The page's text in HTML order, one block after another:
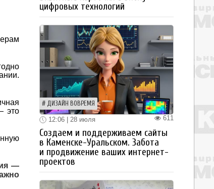
это
—
цифровых технологий
ДИЗАЙН ВОВРЕМЯ
611
12:06 | 28 июля
Создаем и поддерживаем сайты
в Каменске-Уральском. Забота
и продвижение ваших интернет-
проектов